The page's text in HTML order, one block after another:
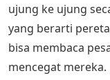
ujung ke ujung
yang berarti
bisa membaca
mencegat mereka.